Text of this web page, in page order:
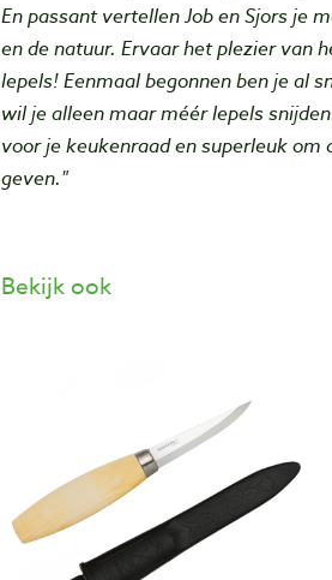
En passant vertellen Job en Sjors je
en de natuur. Ervaar het plezier van
lepels! Eenmaal begonnen ben je al
wil je alleen maar méér lepels
voor je keukenraad en superleuk om
geven."
Bekijk ook